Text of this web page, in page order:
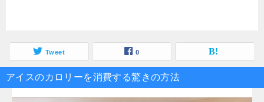
Tweet 0
アイスのカロリーを消費する驚きの方法